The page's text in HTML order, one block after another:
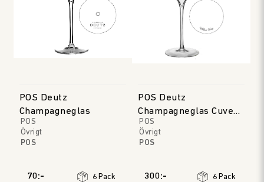
POS Deutz
Champagneglas
POS
Övrigt
POS
70:- 6 Pack
POS Deutz
Champagneglas Cuveé
William
POS
Övrigt
POS
300:- 6 Pack